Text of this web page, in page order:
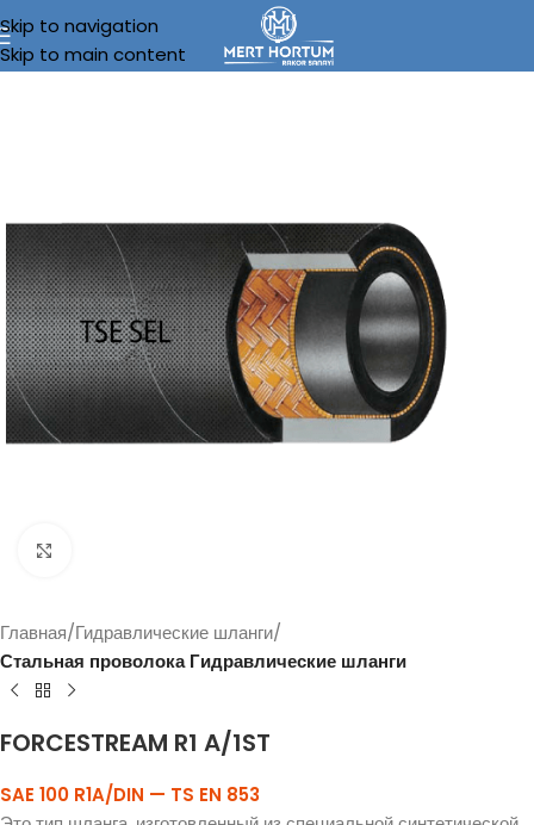
Skip to navigation
Skip to main content
Главная Гидравлические шланги
Стальная проволока Гидравлические шланги
FORCESTREAM R1 A/1ST
SAE 100 R1A/DIN — TS EN 853